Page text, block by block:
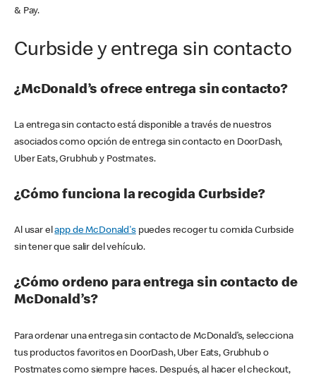
& Pay.
Curbside y entrega sin contacto
¿McDonald’s ofrece entrega sin contacto?
La entrega sin contacto está disponible a través de nuestros
asociados como opción de entrega sin contacto en DoorDash,
Uber Eats, Grubhub y Postmates.
¿Cómo funciona la recogida Curbside?
Al usar elapp de McDonald'spuedes recoger tu comida Curbside
sin tener que salir del vehículo.
¿Cómo ordeno para entrega sin contacto de
McDonald’s?
Para ordenar una entrega sin contacto de McDonald’s, selecciona
tus productos favoritos en DoorDash, Uber Eats, Grubhub o
Postmates como siempre haces. Después, al hacer el checkout,